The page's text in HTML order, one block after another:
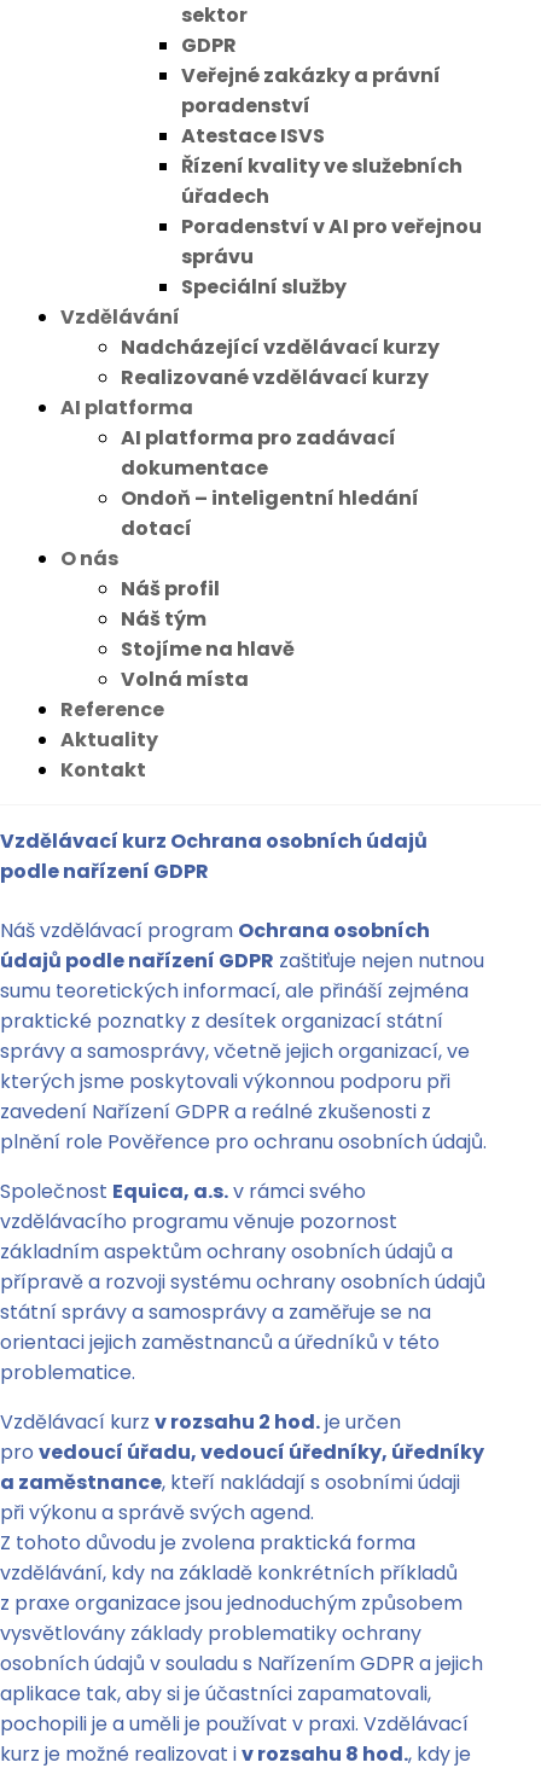
sektor
GDPR
Veřejné zakázky a právní
poradenství
Atestace ISVS
Řízení kvality ve služebních
úřadech
Poradenství v AI pro veřejnou
správu
Speciální služby
Vzdělávání
Nadcházející vzdělávací kurzy
Realizované vzdělávací kurzy
AI platforma
AI platforma pro zadávací
dokumentace
Ondoň – inteligentní hledání
dotací
O nás
Náš profil
Náš tým
Stojíme na hlavě
Volná místa
Reference
Aktuality
Kontakt
Vzdělávací kurz Ochrana osobních údajů
podle nařízení GDPR
Náš vzdělávací program Ochrana osobních
údajů podle nařízení GDPR zaštiťuje nejen nutnou
sumu teoretických informací, ale přináší zejména
praktické poznatky z desítek organizací státní
správy a samosprávy, včetně jejich organizací, ve
kterých jsme poskytovali výkonnou podporu při
zavedení Nařízení GDPR a reálné zkušenosti z
plnění role Pověřence pro ochranu osobních údajů.
Společnost Equica, a.s.v rámci svého
vzdělávacího programu věnuje pozornost
základním aspektům ochrany osobních údajů a
přípravě a rozvoji systému ochrany osobních údajů
státní správy a samosprávy a zaměřuje se na
orientaci jejich zaměstnanců a úředníků v této
problematice.
Vzdělávací kurz v rozsahu 2 hod.je určen
pro vedoucí úřadu, vedoucí úředníky, úředníky
a zaměstnance, kteří nakládají s osobními údaji
při výkonu a správě svých agend.
Z tohoto důvodu je zvolena praktická forma
vzdělávání, kdy na základě konkrétních příkladů
z praxe organizace jsou jednoduchým způsobem
vysvětlovány základy problematiky ochrany
osobních údajů v souladu s Nařízením GDPR a jejich
aplikace tak, aby si je účastníci zapamatovali,
pochopili je a uměli je používat v praxi. Vzdělávací
kurz je možné realizovat iv rozsahu 8 hod., kdy je